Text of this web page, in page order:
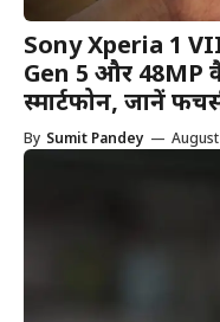
Sony Xperia 1
Gen 5 और 48MP
स्मार्टफोन, जानें
By Sumit Pandey —